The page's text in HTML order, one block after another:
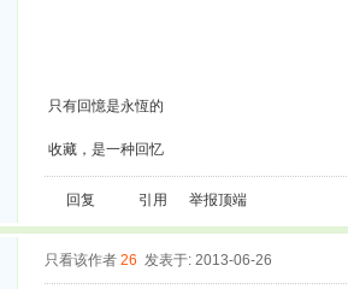
只有回憶是永恆的
收藏，是一种回忆
回复 引用 举报顶端
只看该作者 26 发表于: 2013-06-26